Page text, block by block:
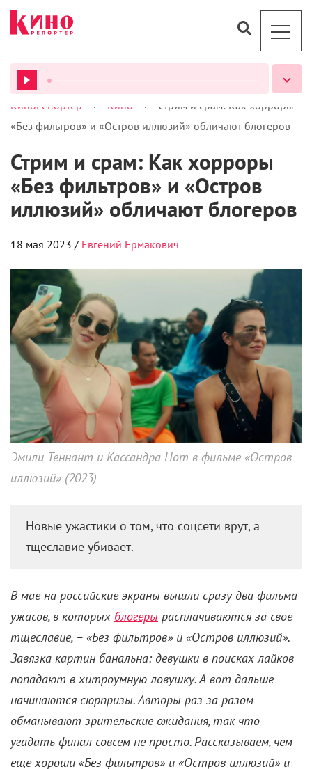
ВСЕ ПОДКАСТЫ
Эмили Теннант и Кассандра Нот в фильме «Остров
иллюзий» (2023)
Новые ужастики о том, что соцсети врут, а
В мае на российские экраны вышли сразу два фильма
ужасов, в которыхблогерырасплачиваются за свое
тщеславие, – «Без фильтров» и «Остров иллюзий».
Завязка картин банальна: девушки в поисках лайков
попадают в хитроумную ловушку. А вот дальше
начинаются сюрпризы. Авторы раз за разом
обманывают зрительские ожидания, так что
угадать финал совсем не просто. Рассказываем, чем
еще хороши «Без фильтров» и «Остров иллюзий» и
Со второй половины 2010-х блогеры стали главной
мишенью хорроров. «Дизлайк», «Эксперимент «За
Москве», «Отрыв», «Регистратор», «Сисси»,
«Паранормальные явления. Дом призраков» (он же
Deadstream ) – во всех этих картинах интернет-
звездам приходится несладко. Кто-то страдает из-
за своего эгоизма, кто-то – из-за неуемного
любопытства, а кто-то сам становится монстром.